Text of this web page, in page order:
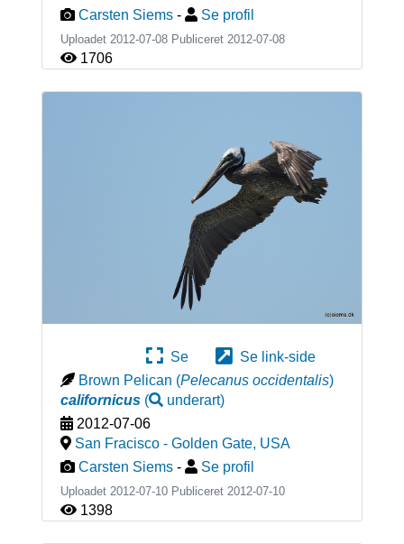
Carsten Siems - Se profil
Uploadet 2012-07-08 Publiceret 2012-07-08
1706
Se
Se link-side
Brown Pelican (Pelecanus occidentalis)
californicus( underart)
2012-07-06
San Fracisco - Golden Gate, USA
Carsten Siems - Se profil
Uploadet 2012-07-10 Publiceret 2012-07-10
1398